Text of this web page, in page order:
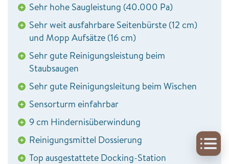
+ Sehr hohe Saugleistung (40.000 Pa)
+ Sehr weit ausfahrbare Seitenbürste (12 cm)
und Mopp Aufsätze (16 cm)
+ Sehr gute Reinigungsleistung beim
Staubsaugen
+ Sehr gute Reinigungsleitung beim Wischen
+ Sensorturm einfahrbar
+ 9 cm Hindernisüberwindung
+ Reinigungsmittel Dossierung
+ Top ausgestattete Docking-Station